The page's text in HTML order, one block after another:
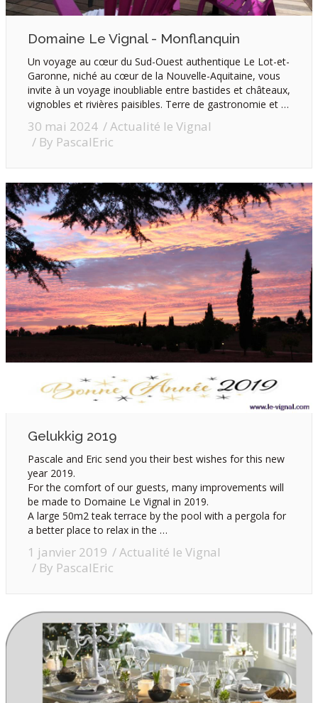
Domaine Le Vignal - Monflanquin
Un voyage au cœur du Sud-Ouest authentique Le Lot-et-
Garonne, niché au cœur de la Nouvelle-Aquitaine, vous
invite à un voyage inoubliable entre bastides et châteaux,
vignobles et rivières paisibles. Terre de gastronomie et …
30 mai 2024
Actualité le Vignal
By PascalEric
Gelukkig 2019
Pascale and Eric send you their best wishes for this new
year 2019.
For the comfort of our guests, many improvements will
be made to Domaine Le Vignal in 2019.
A large 50m2 teak terrace by the pool with a pergola for
a better place to relax in the …
1 janvier 2019
Actualité le Vignal
By PascalEric